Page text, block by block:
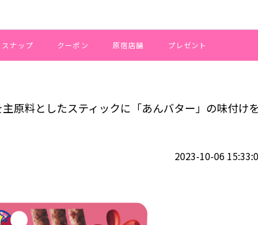
スナップ クーポン 原宿店舗 プレゼント
豆を主原料としたスティックに「あんバター」の味付けをし、噛むほ
原料としたスティックに「あんバター」の味付けを
2023-10-06